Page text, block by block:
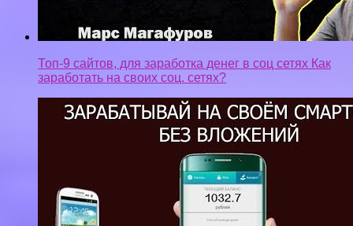
Топ 10 мобильных приложений для заработка в
интернете без вложений